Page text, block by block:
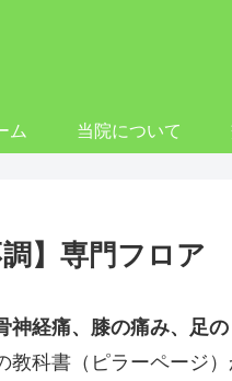
ム 当院について
調】専門フロア
神経痛、膝の痛み、足
教科書（ピラーページ